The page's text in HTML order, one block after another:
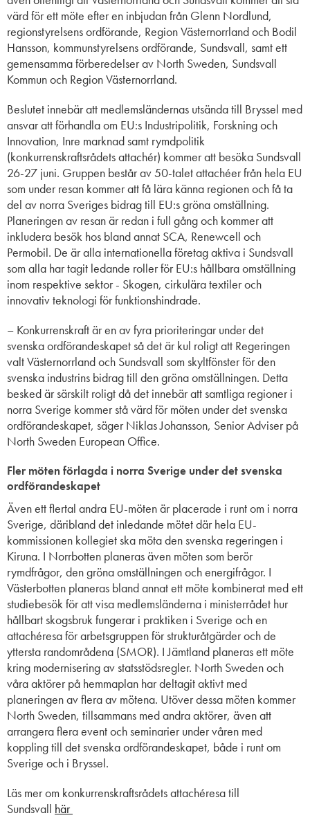
värd för ett möte efter en inbjudan från Glenn Nordlund,
regionstyrelsens ordförande, Region Västernorrland och Bodil
Hansson, kommunstyrelsens ordförande, Sundsvall, samt ett
gemensamma förberedelser av North Sweden, Sundsvall
Kommun och Region Västernorrland.
Beslutet innebär att medlemsländernas utsända till Bryssel med
ansvar att förhandla om EU:s Industripolitik, Forskning och
Innovation, Inre marknad samt rymdpolitik
(konkurrenskraftsrådets attachér) kommer att besöka Sundsvall
26-27 juni. Gruppen består av 50-talet attachéer från hela EU
som under resan kommer att få lära känna regionen och få ta
del av norra Sveriges bidrag till EU:s gröna omställning.
Planeringen av resan är redan i full gång och kommer att
inkludera besök hos bland annat SCA, Renewcell och
Permobil. De är alla internationella företag aktiva i Sundsvall
som alla har tagit ledande roller för EU:s hållbara omställning
inom respektive sektor - Skogen, cirkulära textiler och
innovativ teknologi för funktionshindrade.
– Konkurrenskraft är en av fyra prioriteringar under det
svenska ordförandeskapet så det är kul roligt att Regeringen
valt Västernorrland och Sundsvall som skyltfönster för den
svenska industrins bidrag till den gröna omställningen. Detta
besked är särskilt roligt då det innebär att samtliga regioner i
norra Sverige kommer stå värd för möten under det svenska
ordförandeskapet, säger Niklas Johansson, Senior Adviser på
North Sweden European Office.
Fler möten förlagda i norra Sverige under det svenska
ordförandeskapet
Även ett flertal andra EU-möten är placerade i runt om i norra
Sverige, däribland det inledande mötet där hela EU-
kommissionen kollegiet ska möta den svenska regeringen i
Kiruna. I Norrbotten planeras även möten som berör
rymdfrågor, den gröna omställningen och energifrågor. I
Västerbotten planeras bland annat ett möte kombinerat med ett
studiebesök för att visa medlemsländerna i ministerrådet hur
hållbart skogsbruk fungerar i praktiken i Sverige och en
attachéresa för arbetsgruppen för strukturåtgärder och de
yttersta randområdena (SMOR). I Jämtland planeras ett möte
kring modernisering av statsstödsregler. North Sweden och
våra aktörer på hemmaplan har deltagit aktivt med
planeringen av flera av mötena. Utöver dessa möten kommer
North Sweden, tillsammans med andra aktörer, även att
arrangera flera event och seminarier under våren med
koppling till det svenska ordförandeskapet, både i runt om
Sverige och i Bryssel.
Läs mer om konkurrenskraftsrådets attachéresa till
Sundsvall här